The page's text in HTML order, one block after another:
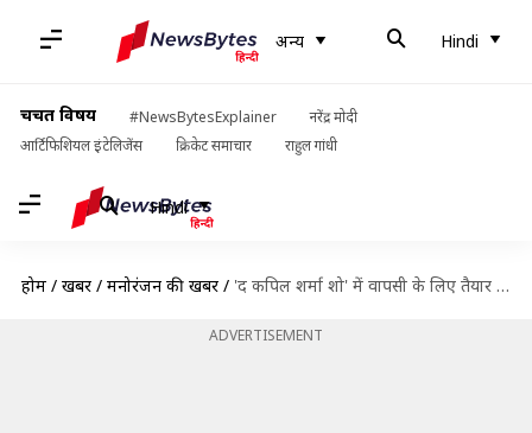
अन्य Hindi
चर्चित विषय #NewsBytesExplainer
नरेंद्र मोदी
आर्टिफिशियल इंटेलिजेंस
क्रिकेट समाचार राहुल गांधी
Hindi
होम / खबरें / मनोरंजन की खबरें / 'द कपिल शर्मा शो' में वापसी के लिए तैयार कृष्णा अभिषेक, मेकर्स संग चल रही बातचीत
ADVERTISEMENT